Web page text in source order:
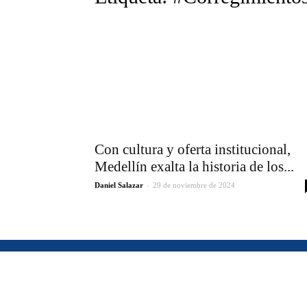
Con cultura y oferta institucional,
Medellín exalta la historia de los...
Daniel Salazar - 29 de noviembre de 2024